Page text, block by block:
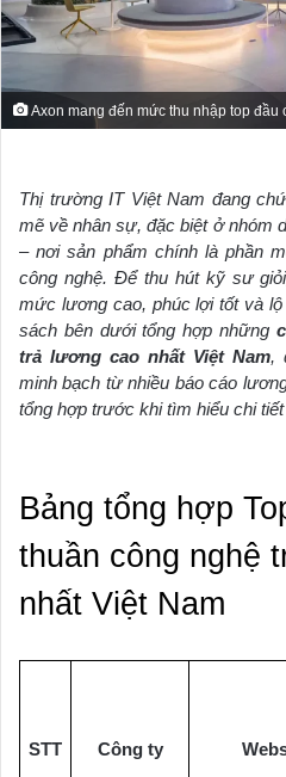
Axon mang đến mức thu nhập top đầu
Thị trường IT Việt Nam đang
mẽ về nhân sự, đặc biệt ở nhóm
– nơi sản phẩm chính là phần
công nghệ. Để thu hút kỹ sư
mức lương cao, phúc lợi tốt và
sách bên dưới tổng hợp những
trả lương cao nhất Việt Nam,
minh bạch từ nhiều báo cáo
tổng hợp trước khi tìm hiểu chi
Bảng tổng hợp
thuần công nghệ
nhất Việt Nam
STT Công ty